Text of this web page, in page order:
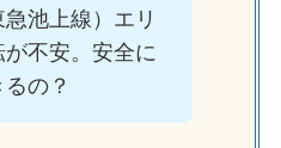
池上線）エリ
不安。安全に
の？